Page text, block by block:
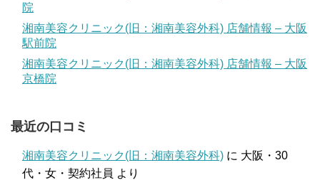
院
湘南美容クリニック(旧：湘南美容外科) 店舗情報 – 大阪
駅前院
湘南美容クリニック(旧：湘南美容外科) 店舗情報 – 大阪
京橋院
最近の口コミ
湘南美容クリニック(旧：湘南美容外科) に 大阪・30
代・女・契約社員 より